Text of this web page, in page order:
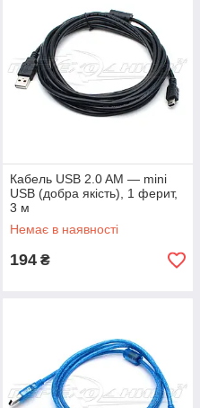
Кабель USB 2.0 AM — mini
USB (добра якість), 1 ферит,
3 м
Немає в наявності
194 ₴